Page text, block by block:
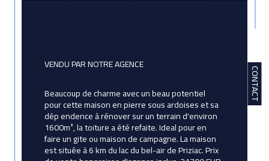
CONTACT
VENDU PAR NOTRE AGENCE
Beaucoup de charme avec un beau potentiel
pour cette maison en pierre sous ardoises et sa
dép endence à rénover sur un terrain d'environ
1600m², la toiture a été refaite. Ideal pour en
faire un gite ou maison de campagne. La maison
est située à 6 km du lac du bel-air de Priziac. Prix